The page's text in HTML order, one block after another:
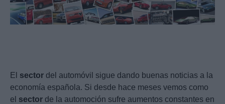
El sector del automóvil sigue dando buenas noticias a la
economía española. Si desde hace meses vemos como
el sector de la automoción sufre aumentos constantes en